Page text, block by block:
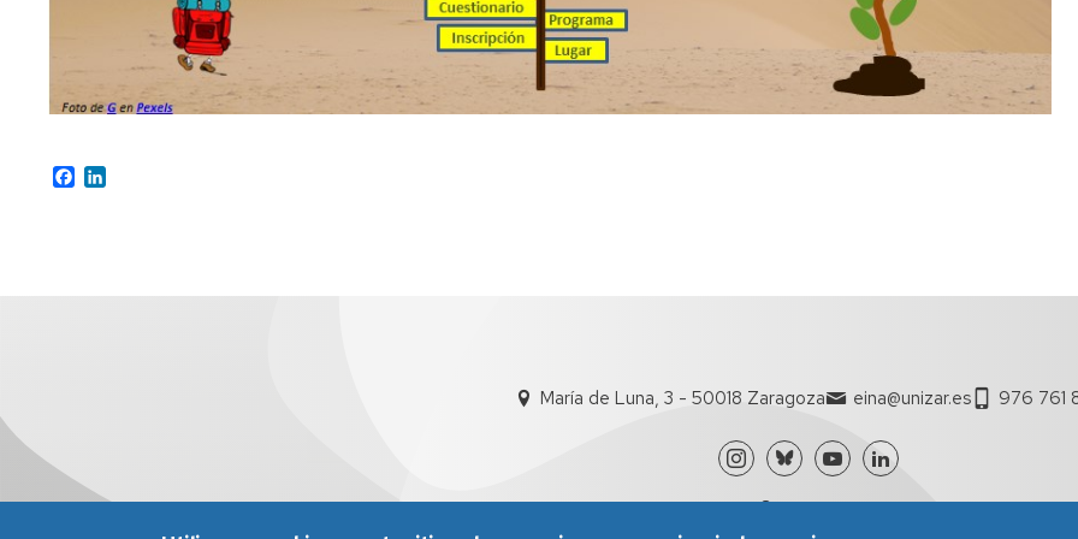
Facebook
María de Luna, 3 - 50018 Zaragoza eina@unizar.es 976 761